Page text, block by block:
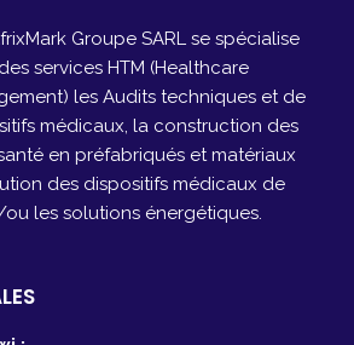
Groupe SARL se spécialise
services HTM (Healthcare
les Audits techniques et de
médicaux, la construction des
en préfabriqués et matériaux
des dispositifs médicaux de
les solutions énergétiques.